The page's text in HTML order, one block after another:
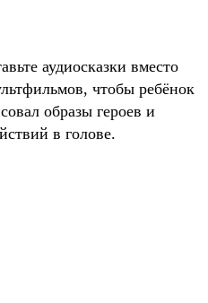
аудиосказки вместо
чтобы ребёнок
образы героев и
в голове.